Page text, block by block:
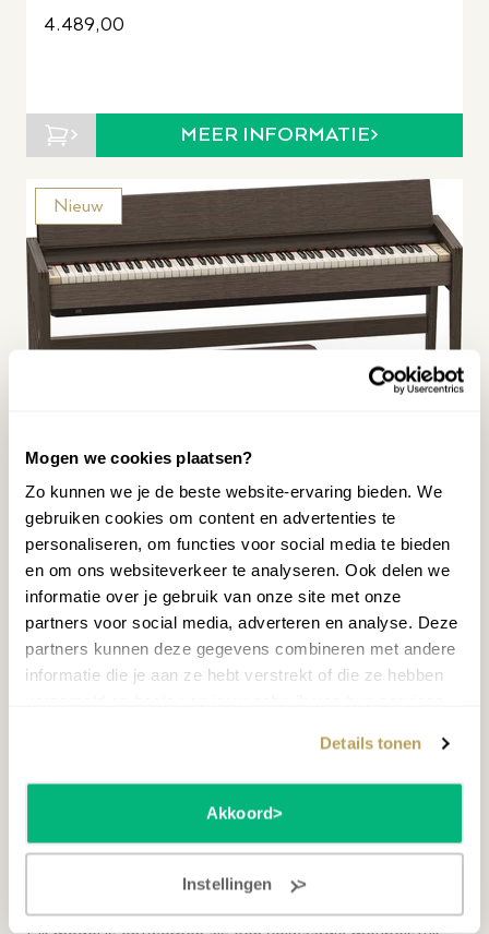
Mogen we cookies plaatsen?
Zo kunnen we je de beste website-ervaring bieden. We
gebruiken cookies om content en advertenties te
personaliseren, om functies voor social media te bieden
en om ons websiteverkeer te analyseren. Ook delen we
informatie over je gebruik van onze site met onze
partners voor social media, adverteren en analyse. Deze
partners kunnen deze gegevens combineren met andere
informatie die je aan ze hebt verstrekt of die ze hebben
Details tonen
Akkoord
Instellingen
4.489,00
MEER INFORMATIE
Nieuw
Neem contact op
ROLAND KIYOLA KF-25 SMOKED OAK DIGITALE
PIANO
5.290,00
piano méér kan zijn dan een instrument alleen. Met de
KF-25combineert Kiyola verfijnd